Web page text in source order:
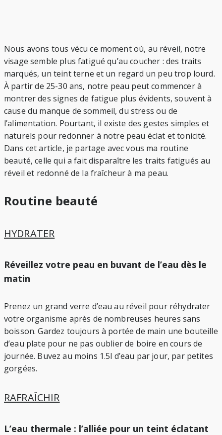
Nous avons tous vécu ce moment où, au réveil, notre
visage semble plus fatigué qu’au coucher : des traits
marqués, un teint terne et un regard un peu trop lourd.
À partir de 25-30 ans, notre peau peut commencer à
montrer des signes de fatigue plus évidents, souvent à
cause du manque de sommeil, du stress ou de
l’alimentation. Pourtant, il existe des gestes simples et
naturels pour redonner à notre peau éclat et tonicité.
Dans cet article, je partage avec vous ma routine
beauté, celle qui a fait disparaître les traits fatigués au
réveil et redonné de la fraîcheur à ma peau.
Routine beauté
HYDRATER
Réveillez votre peau en buvant de l’eau dès le
matin
Prenez un grand verre d’eau au réveil pour réhydrater
votre organisme après de nombreuses heures sans
boisson. Gardez toujours à portée de main une bouteille
d’eau plate pour ne pas oublier de boire en cours de
journée. Buvez au moins 1.5l d’eau par jour, par petites
gorgées.
RAFRAÎCHIR
L’eau thermale : l’alliée pour un teint éclatant